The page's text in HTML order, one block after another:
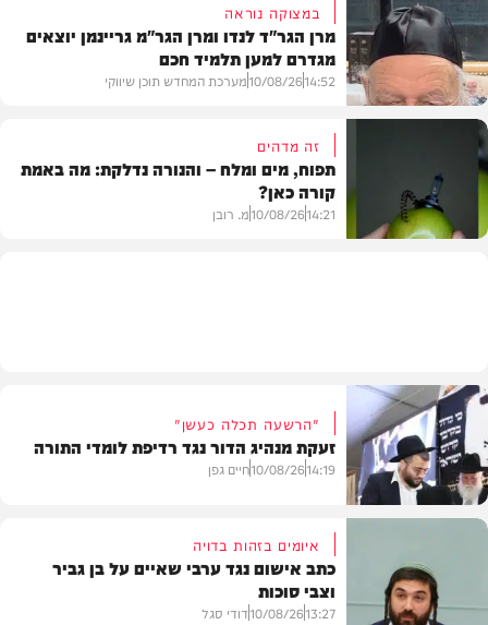
חדשות
בית המדרש
במצוקה נוראה
מרן הגר"ד לנדו ומרן הגר"מ גריינמן יוצאים
מגדרם למען תלמיד חכם
14:52
10/08/26מערכת המחדש תוכן שיווקי
זה מדהים
תפוח, מים ומלח – והנורה נדלקת: מה באמת
קורה כאן?
14:21
10/08/26מ. רובן
חרדים
"הרשעה תכלה כעשן"
זעקת מנהיג הדור נגד רדיפת לומדי התורה
14:19
10/08/26חיים גפן
איומים בזהות בדויה
כתב אישום נגד ערבי שאיים על בן גביר
וצבי סוכות
13:27
10/08/26דודי סגל